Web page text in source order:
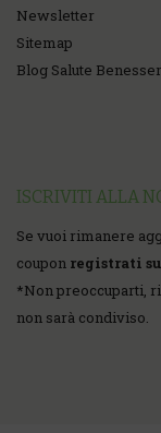
Newsletter
Sitemap
Blog Salute
ISCRIVITI ALLA
Se vuoi rimanere
coupon registrati
*Non preoccuparti,
non sarà condiviso.